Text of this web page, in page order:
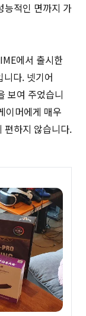
능적인 면까지 가
에서 출시한
다. 넷기어
보여 주었습니
이머에게 매우
편하지 않습니다.